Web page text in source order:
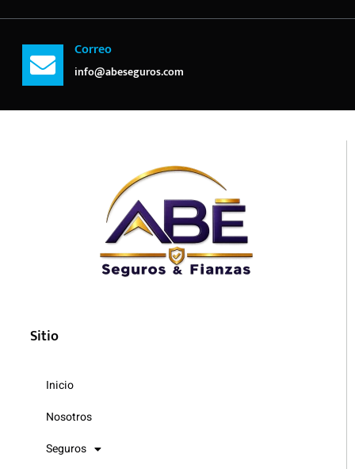
Correo
info@abeseguros.com
Sitio
Inicio
Nosotros
Seguros